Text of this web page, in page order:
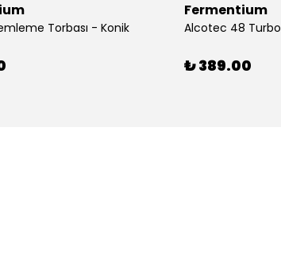
Torbası - Konik
Fermentium
Alcotec 48
₺ 389.00